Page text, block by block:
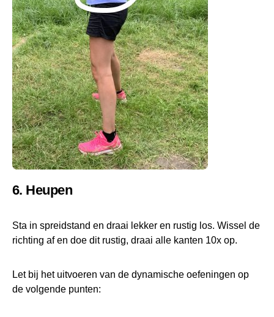
6. Heupen
Sta in spreidstand en draai lekker en rustig los. Wissel de
richting af en doe dit rustig, draai alle kanten 10x op.
Let bij het uitvoeren van de dynamische oefeningen op
de volgende punten: